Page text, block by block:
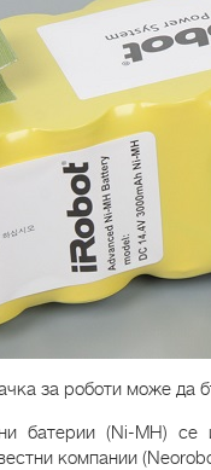
за роботи може да
батерии (Ni-MH)
компании